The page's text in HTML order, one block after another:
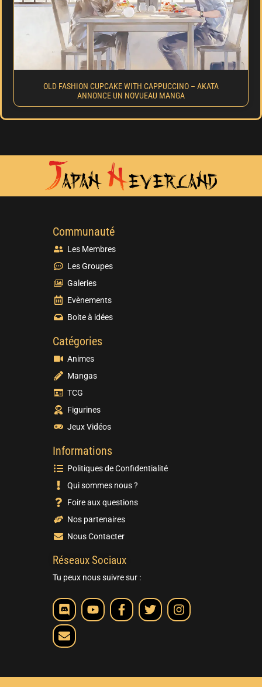
OLD FASHION CUPCAKE WITH CAPPUCCINO – AKATA
ANNONCE UN NOVUEAU MANGA
Communauté
Les Membres
Les Groupes
Galeries
Evènements
Boite à idées
Catégories
Animes
Mangas
TCG
Figurines
Jeux Vidéos
Informations
Politiques de Confidentialité
Qui sommes nous ?
Foire aux questions
Nos partenaires
Nous Contacter
Réseaux Sociaux
Tu peux nous suivre sur :